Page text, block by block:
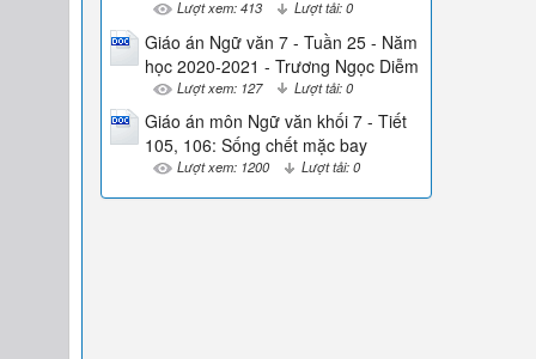
Lượt xem: 413 Lượt tải: 0
Giáo án Ngữ văn 7 - Tuần 25 - Năm
học 2020-2021 - Trương Ngọc Diễm
Lượt xem: 127 Lượt tải: 0
Giáo án môn Ngữ văn khối 7 - Tiết
105, 106: Sống chết mặc bay
Lượt xem: 1200 Lượt tải: 0